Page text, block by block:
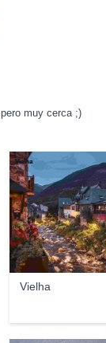
pero muy cerca ;)
Vielha
Vielha